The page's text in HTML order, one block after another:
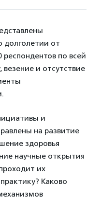
долголетии от
по всей
и отсутствие
и
на развитие
здоровья
научные открытия
их
Каково